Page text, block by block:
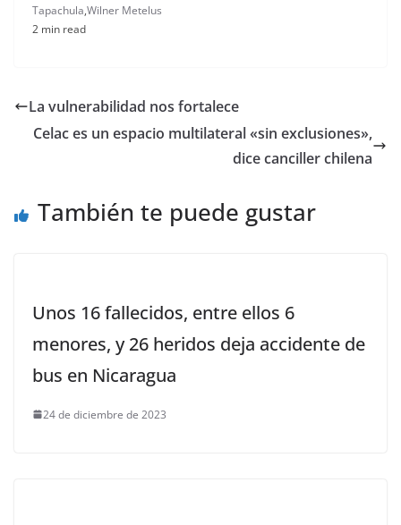
Tapachula,Wilner Metelus
2 min read
La vulnerabilidad nos fortalece
Celac es un espacio multilateral «sin exclusiones»,
dice canciller chilena
También te puede gustar
Unos 16 fallecidos, entre ellos 6
menores, y 26 heridos deja accidente de
bus en Nicaragua
24 de diciembre de 2023